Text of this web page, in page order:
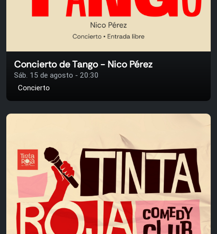
Concierto de Tango - Nico Pérez
Sáb. 15 de agosto - 20:30
Concierto